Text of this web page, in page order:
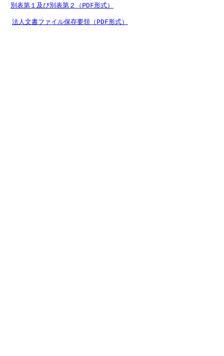
別表第１及び別表第２（PDF形式）
法人文書ファイル保存要領（PDF形式）